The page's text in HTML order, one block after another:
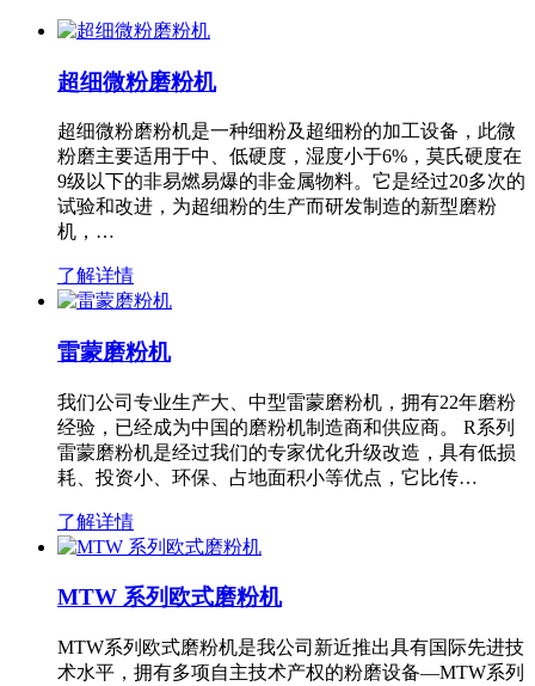
超细微粉磨粉机
超细微粉磨粉机是一种细粉及超细粉的加工设备，此微
粉磨主要适用于中、低硬度，湿度小于6%，莫氏硬度在
9级以下的非易燃易爆的非金属物料。它是经过20多次的
试验和改进，为超细粉的生产而研发制造的新型磨粉
机，…
了解详情
雷蒙磨粉机
我们公司专业生产大、中型雷蒙磨粉机，拥有22年磨粉
经验，已经成为中国的磨粉机制造商和供应商。 R系列
雷蒙磨粉机是经过我们的专家优化升级改造，具有低损
耗、投资小、环保、占地面积小等优点，它比传…
了解详情
MTW 系列欧式磨粉机
MTW系列欧式磨粉机是我公司新近推出具有国际先进技
术水平，拥有多项自主技术产权的粉磨设备—MTW系列